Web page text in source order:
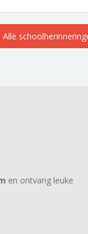
Alle
en ontvang leuke